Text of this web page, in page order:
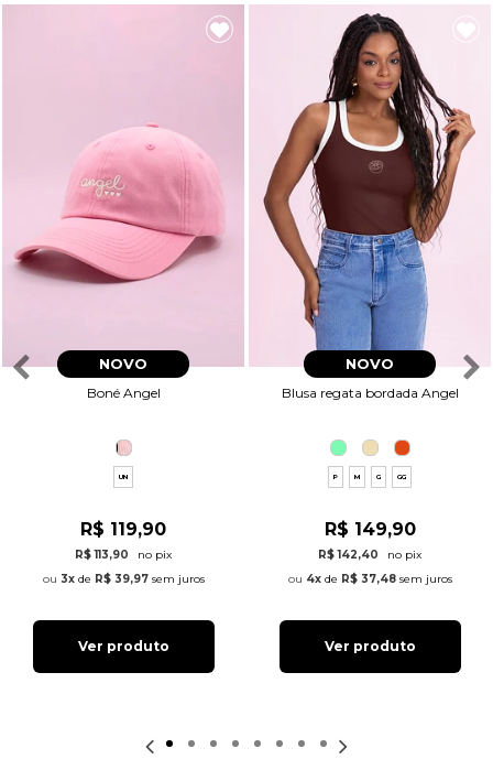
NOVO
Boné Angel
UN
R$ 119,90
R$ 113,90
no pix
3xde R$ 39,97sem juros
Ver produto
NOVO
Blusa regata bordada Angel
P M G GG
R$ 149,90
R$ 142,40
no pix
4xde R$ 37,48sem juros
Ver produto